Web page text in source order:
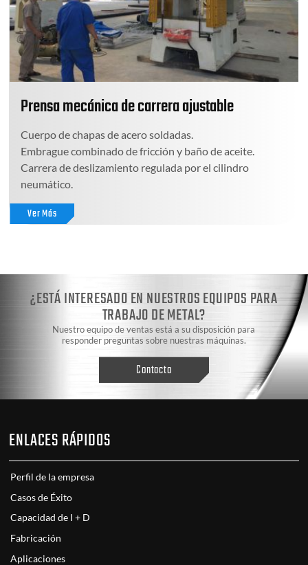
Prensa mecánica de carrera ajustable
Cuerpo de chapas de acero soldadas.
Embrague combinado de fricción y baño de aceite.
Carrera de deslizamiento regulada por el cilindro
neumático.
Ver Más
¿ESTÁ INTERESADO EN NUESTROS EQUIPOS PARA
TRABAJO DE METAL?
Nuestro equipo de ventas está a su disposición para
responder preguntas sobre nuestras máquinas.
Contacto
ENLACES RÁPIDOS
Perfil de la empresa
Casos de Éxito
Capacidad de I + D
Fabricación
Aplicaciones